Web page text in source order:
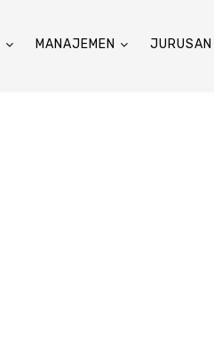
MANAJEMEN JURUSAN